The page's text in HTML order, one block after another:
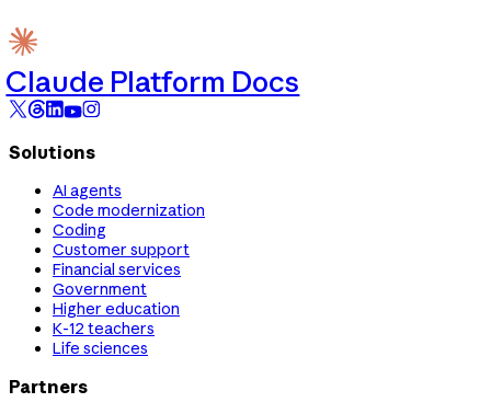
Claude Platform Docs
Solutions
AI agents
Code modernization
Coding
Customer support
Financial services
Government
Higher education
K-12 teachers
Life sciences
Partners